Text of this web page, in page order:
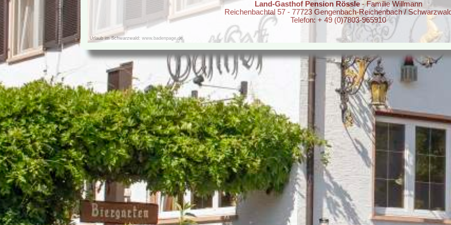
Land-Gasthof Pension Rössle- Familie Willmann
Reichenbachtal 57 - 77723 Gengenbach-Reichenbach /
Telefon: + 49 (0)7803-965910
Urlaub im Schwarzwald: www.badenpage.de